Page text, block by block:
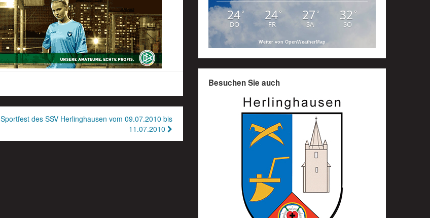
Sportfest des SSV Herlinghausen vom 09.07.2010 bis
11.07.2010
24°
DO
24°
FR
27 °
SA
32 °
SO
Wetter von OpenWeatherMap
Besuchen Sie auch